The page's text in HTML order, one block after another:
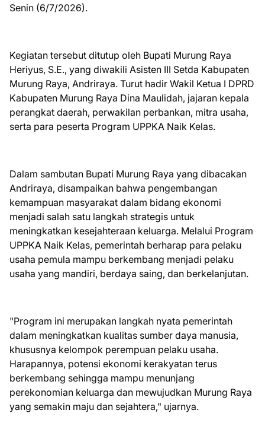
Senin (6/7/2026).
Kegiatan tersebut ditutup oleh Bupati Murung Raya
Heriyus, S.E., yang diwakili Asisten III Setda Kabupaten
Murung Raya, Andriraya. Turut hadir Wakil Ketua I DPRD
Kabupaten Murung Raya Dina Maulidah, jajaran kepala
perangkat daerah, perwakilan perbankan, mitra usaha,
serta para peserta Program UPPKA Naik Kelas.
Dalam sambutan Bupati Murung Raya yang dibacakan
Andriraya, disampaikan bahwa pengembangan
kemampuan masyarakat dalam bidang ekonomi
menjadi salah satu langkah strategis untuk
meningkatkan kesejahteraan keluarga. Melalui Program
UPPKA Naik Kelas, pemerintah berharap para pelaku
usaha pemula mampu berkembang menjadi pelaku
usaha yang mandiri, berdaya saing, dan berkelanjutan.
"Program ini merupakan langkah nyata pemerintah
dalam meningkatkan kualitas sumber daya manusia,
khususnya kelompok perempuan pelaku usaha.
Harapannya, potensi ekonomi kerakyatan terus
berkembang sehingga mampu menunjang
perekonomian keluarga dan mewujudkan Murung Raya
yang semakin maju dan sejahtera," ujarnya.